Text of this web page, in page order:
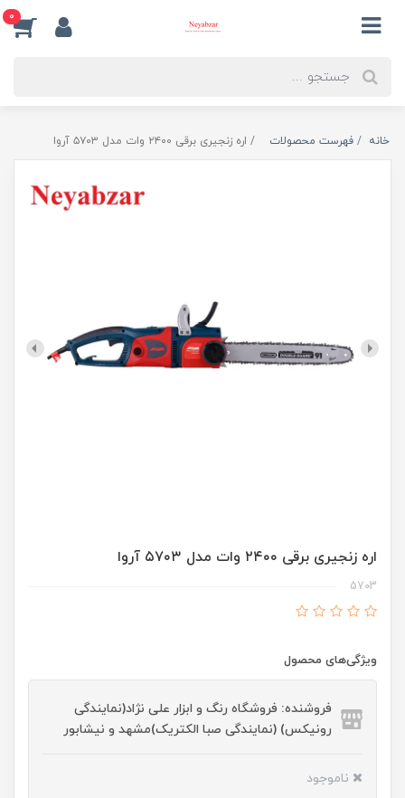
0
خانه فهرست محصولات اره زنجیری برقی ۲۴۰۰ وات مدل ۵۷۰۳ آروا
اره زنجیری برقی ۲۴۰۰ وات مدل ۵۷۰۳ آروا
5703
ویژگی‌های محصول
فروشنده: فروشگاه رنگ و ابزار علی نژاد(نمایندگی
رونیکس) (نمایندگی صبا الکتریک)مشهد و نیشابور
ناموجود